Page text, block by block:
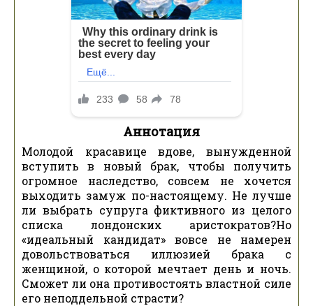
Аннотация
Молодой красавице вдове, вынужденной
вступить в новый брак, чтобы получить
огромное наследство, совсем не хочется
выходить замуж по-настоящему. Не лучше
ли выбрать супруга фиктивного из целого
списка лондонских аристократов?Но
«идеальный кандидат» вовсе не намерен
довольствоваться иллюзией брака с
женщиной, о которой мечтает день и ночь.
Сможет ли она противостоять властной силе
его неподдельной страсти?